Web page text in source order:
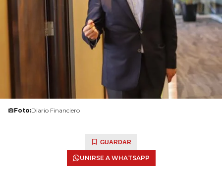
Foto:Diario Financiero
GUARDAR
UNIRSE A WHATSAPP